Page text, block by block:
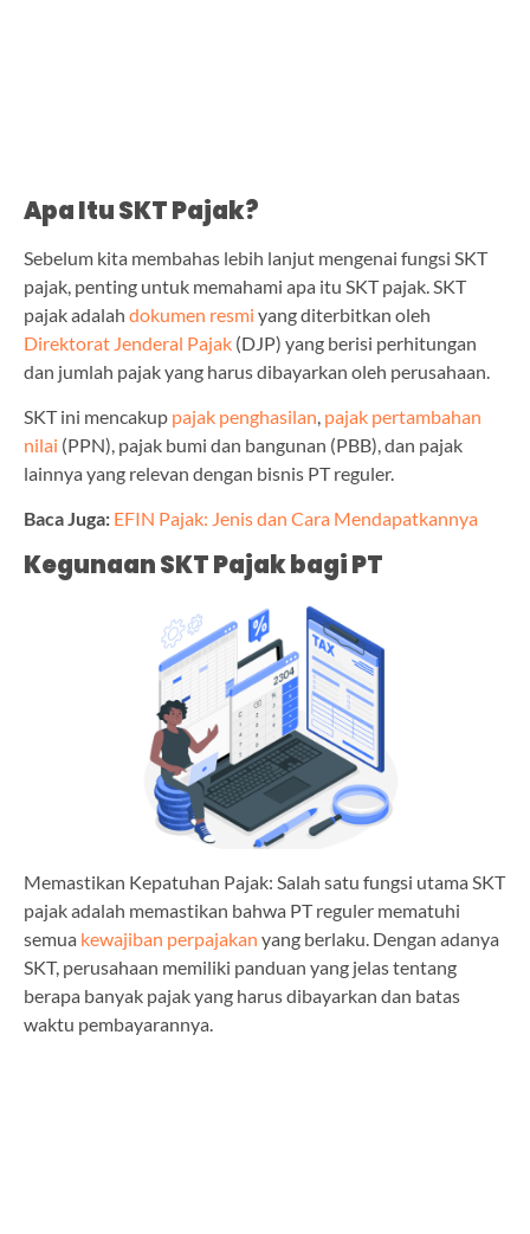
Apa Itu SKT Pajak?
Sebelum kita membahas lebih lanjut mengenai fungsi SKT
pajak, penting untuk memahami apa itu SKT pajak. SKT
pajak adalah dokumen resmi yang diterbitkan oleh
Direktorat Jenderal Pajak (DJP) yang berisi perhitungan
dan jumlah pajak yang harus dibayarkan oleh perusahaan.
SKT ini mencakup pajak penghasilan, pajak pertambahan
nilai (PPN), pajak bumi dan bangunan (PBB), dan pajak
lainnya yang relevan dengan bisnis PT reguler.
Baca Juga: EFIN Pajak: Jenis dan Cara Mendapatkannya
Kegunaan SKT Pajak bagi PT
Memastikan Kepatuhan Pajak: Salah satu fungsi utama SKT
pajak adalah memastikan bahwa PT reguler mematuhi
semua kewajiban perpajakan yang berlaku. Dengan adanya
SKT, perusahaan memiliki panduan yang jelas tentang
berapa banyak pajak yang harus dibayarkan dan batas
waktu pembayarannya.